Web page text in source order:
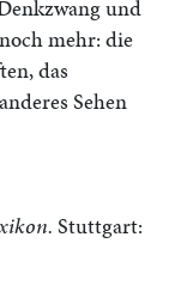
und
mehr: die
das
Sehen
Stuttgart: